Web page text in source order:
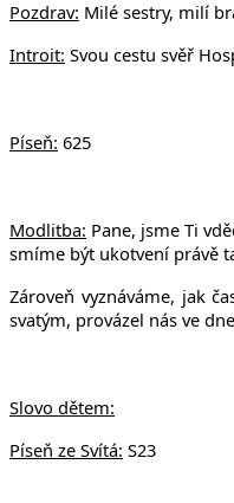
Pozdrav: Milé sestry, milí
Introit: Svou cestu svěř
Píseň: 625
Modlitba: Pane, jsme Ti
smíme být ukotvení právě
Zároveň vyznáváme, jak
svatým, provázel nás ve
Slovo dětem:
Píseň ze Svítá: S23